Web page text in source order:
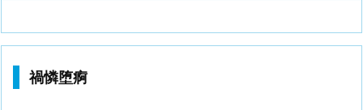
禍憐堕痾